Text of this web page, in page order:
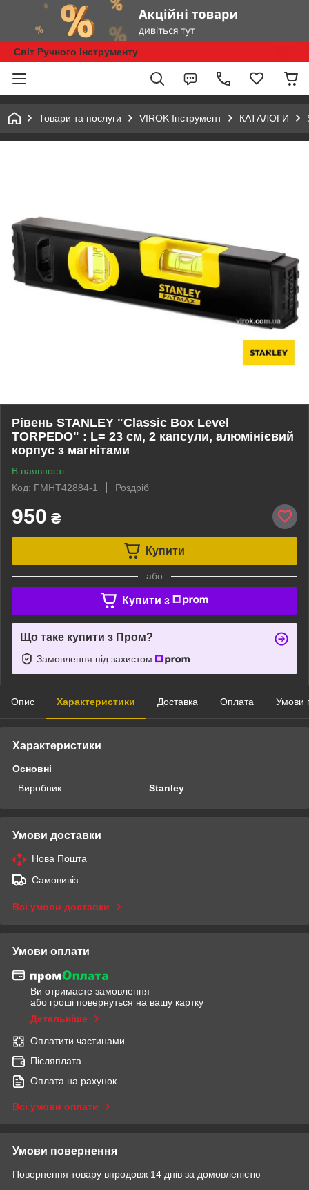
Світ Ручного Інструменту
Товари та послуги VIROK Інструмент КАТАЛОГИ
Рівень STANLEY "Classic Box Level
TORPEDO" : L= 23 см, 2 капсули, алюмінієвий
корпус з магнітами
В наявності
Код: FMHT42884-1
Роздріб
950 ₴
Купити
або
Купити з
Що таке купити з Пром?
Замовлення під захистом
Опис Характеристики Доставка Оплата Умови
Характеристики
Основні
Виробник
Stanley
Умови доставки
Нова Пошта
Самовивіз
Всі умови доставки
Умови оплати
Ви отримаєте замовлення
або гроші повернуться на вашу картку
Детальніше
Оплатити частинами
Післяплата
Оплата на рахунок
Всі умови оплати
Умови повернення
Повернення товару впродовж 14 днів за домовленістю